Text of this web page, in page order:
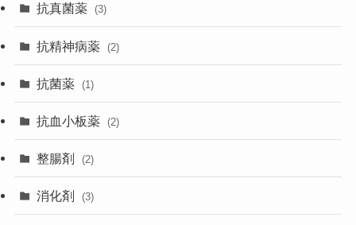
抗真菌薬 (3)
抗精神病薬 (2)
抗菌薬 (1)
抗血小板薬 (2)
整腸剤 (2)
消化剤 (3)